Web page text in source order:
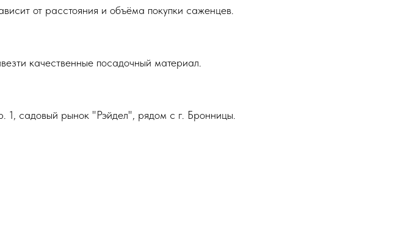
от расстояния и объёма покупки саженцев.
качественные посадочный материал.
садовый рынок "Рэйдел", рядом с г. Бронницы.